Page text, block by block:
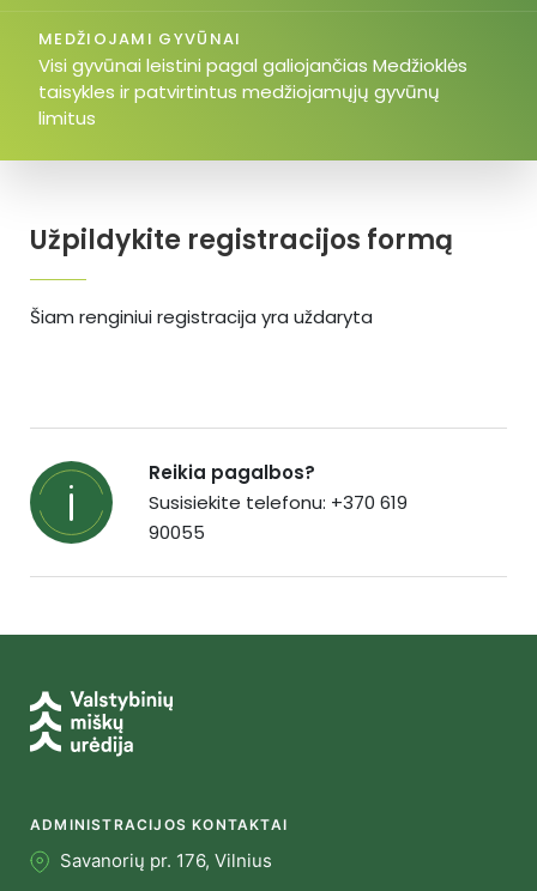
Užpildykite registracijos formą
Šiam renginiui registracija yra uždaryta
MEDŽIOJAMI GYVŪNAI
Visi gyvūnai leistini pagal galiojančias Medžioklės
taisykles ir patvirtintus medžiojamųjų gyvūnų
limitus
Reikia pagalbos?
Susisiekite telefonu: +370 619
90055
ADMINISTRACIJOS KONTAKTAI
Savanorių pr. 176, Vilnius